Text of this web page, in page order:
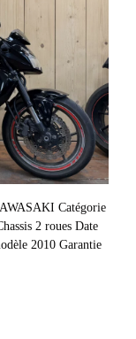
Catégorie
2 roues Date
2010 Garantie